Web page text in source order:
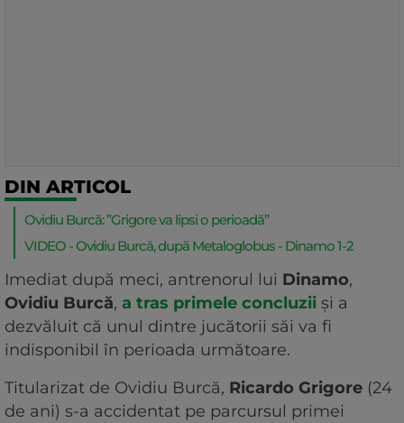
DIN ARTICOL
Ovidiu Burcă: ”Grigore va lipsi o perioadă”
VIDEO - Ovidiu Burcă, după Metaloglobus - Dinamo 1-2
Imediat după meci, antrenorul lui Dinamo,
Ovidiu Burcă, a tras primele concluzii și a
dezvăluit că unul dintre jucătorii săi va fi
indisponibil în perioada următoare.
Titularizat de Ovidiu Burcă, Ricardo Grigore (24
de ani) s-a accidentat pe parcursul primei